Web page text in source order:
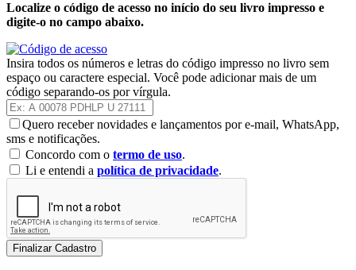
Localize o código de acesso no início do seu livro impresso e
digite-o no campo abaixo.
Insira todos os números e letras do código impresso no livro sem
espaço ou caractere especial. Você pode adicionar mais de um
código separando-os por vírgula.
Quero receber novidades e lançamentos por e-mail, WhatsApp,
sms e notificações.
Concordo com o termo de uso.
Li e entendi a política de privacidade.